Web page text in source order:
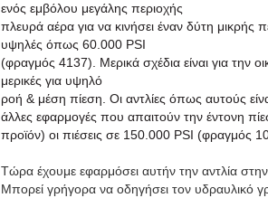
ενός εμβόλου μεγάλης περιοχής
πλευρά αέρα για να κινήσει έναν δύτη μικρής
υψηλές όπως 60.000 PSI
(φραγμός 4137). Μερικά σχέδια είναι για την
μερικές για υψηλό
ροή & μέση πίεση. Οι αντλίες όπως αυτούς
άλλες εφαρμογές που απαιτούν την έντονη
προϊόν) οι πιέσεις σε 150.000 PSI (φραγμός
Τώρα έχουμε εφαρμόσει αυτήν την αντλία
Μπορεί γρήγορα να οδηγήσει τον υδραυλικό